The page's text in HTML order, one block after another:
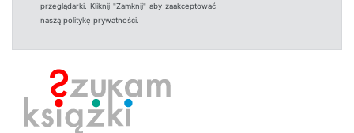
przeglądarki. Kliknij "Zamknij" aby zaakceptować
naszą politykę prywatności.